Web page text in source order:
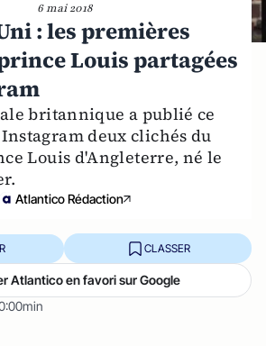
6 mai 2018
: les premières
Louis partagées
britannique a publié ce
deux clichés du
Louis d'Angleterre, né le
Atlantico Rédaction
CLASSER
Atlantico en favori sur Google